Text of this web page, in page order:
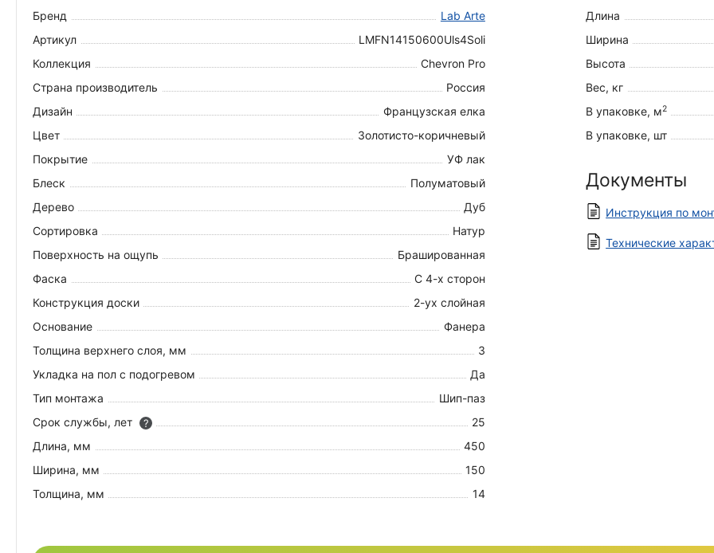
Бренд
Lab Arte
Артикул
LMFN14150600Uls4Soli
Коллекция
Chevron Pro
Страна производитель
Россия
Дизайн
Французская елка
Цвет
Золотисто-коричневый
Покрытие
УФ лак
Блеск
Полуматовый
Дерево
Дуб
Сортировка
Натур
Поверхность на ощупь
Брашированная
Фаска
С 4-х сторон
Конструкция доски
2-ух слойная
Основание
Фанера
Толщина верхнего слоя, мм
3
Укладка на пол c подогревом
Да
Тип монтажа
Шип-паз
Срок службы, лет
?
25
Длина, мм
450
Ширина, мм
150
Толщина, мм
14
Длина
Ширина
Высота
Вес, кг
В упаковке, м2
В упаковке, шт
Документы
Инструкция по
Технические